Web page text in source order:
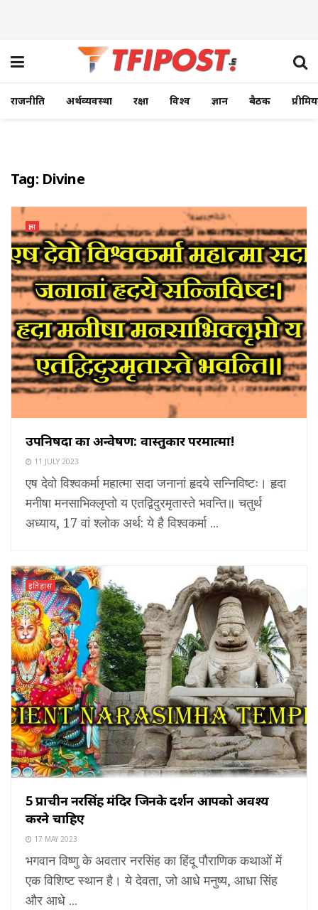
राजनीति अर्थव्यवस्था रक्षा विश्व ज्ञान बैठक
Tag: Divine
ज्ञान
उपनिषदों का अन्वेषण: वास्तुकार परमात्मा!
11 JULY 2023
एष देवो विश्वकर्मा महात्मा सदा जनानां हृदये सन्निविष्टः। हृदा
मनीषा मनसाभिक्लृप्तो य एतद्विदुरमृतास्ते भवन्ति॥ चतुर्थ
अध्याय, 17 वां श्लोक अर्थ: ये है विश्वकर्मा ...
इतिहास
5 प्राचीन नरसिंह मंदिर जिनके दर्शन आपको अवश्य
करने चाहिए
17 MAY 2023
भगवान विष्णु के अवतार नरसिंह का हिंदू पौराणिक कथाओं में
एक विशिष्ट स्थान है। ये देवता, जो आधे मनुष्य, आधा सिंह
और आधे ...